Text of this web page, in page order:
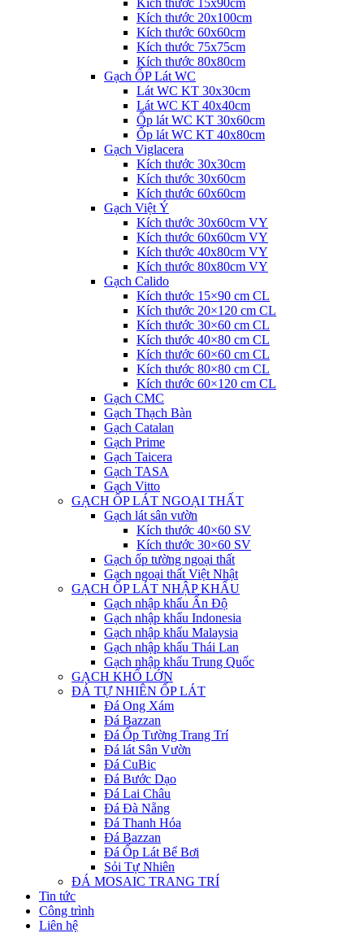
Kích thước 20x100cm
Kích thước 60x60cm
Kích thước 75x75cm
Kích thước 80x80cm
Gạch ỐP Lát WC
Lát WC KT 30x30cm
Lát WC KT 40x40cm
Ốp lát WC KT 30x60cm
Ốp lát WC KT 40x80cm
Gạch Viglacera
Kích thước 30x30cm
Kích thước 30x60cm
Kích thước 60x60cm
Gạch Việt Ý
Kích thước 30x60cm VY
Kích thước 60x60cm VY
Kích thước 40x80cm VY
Kích thước 80x80cm VY
Gạch Calido
Kích thước 15×90 cm CL
Kích thước 20×120 cm CL
Kích thước 30×60 cm CL
Kích thước 40×80 cm CL
Kích thước 60×60 cm CL
Kích thước 80×80 cm CL
Kích thước 60×120 cm CL
Gạch CMC
Gạch Thạch Bàn
Gạch Catalan
Gạch Prime
Gạch Taicera
Gạch TASA
Gạch Vitto
GẠCH ỐP LÁT NGOẠI THẤT
Gạch lát sân vườn
Kích thước 40×60 SV
Kích thước 30×60 SV
Gạch ốp tường ngoại thất
Gạch ngoại thất Việt Nhật
GẠCH ỐP LÁT NHẬP KHẨU
Gạch nhập khẩu Ấn Độ
Gạch nhập khẩu Indonesia
Gạch nhập khẩu Malaysia
Gạch nhập khẩu Thái Lan
Gạch nhập khẩu Trung Quốc
GẠCH KHỔ LỚN
ĐÁ TỰ NHIÊN ỐP LÁT
Đá Ong Xám
Đá Bazzan
Đá Ốp Tường Trang Trí
Đá lát Sân Vườn
Đá CuBic
Đá Bước Dạo
Đá Lai Châu
Đá Đà Nẵng
Đá Thanh Hóa
Đá Bazzan
Đá Ốp Lát Bể Bơi
Sỏi Tự Nhiên
ĐÁ MOSAIC TRANG TRÍ
Tin tức
Công trình
Liên hệ